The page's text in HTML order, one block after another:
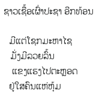
ະຊາ ອີກທ້ອນ
ໂຊກມະຫາໄຊ
ມີລວຍລົ້ນ
ງແຮງໄປຕະຫຼອດ
ສຄົນແຫ່ຫຸ້ມ